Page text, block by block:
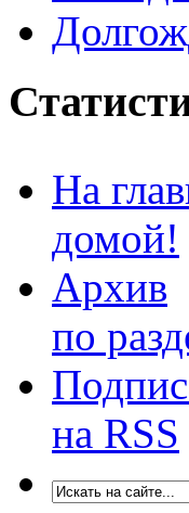
На
домой!
Архив
по
на RSS